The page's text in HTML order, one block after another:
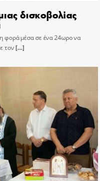
δισκοβολίας
φορά μέσα σε ένα 24ωρο να
τον[…]